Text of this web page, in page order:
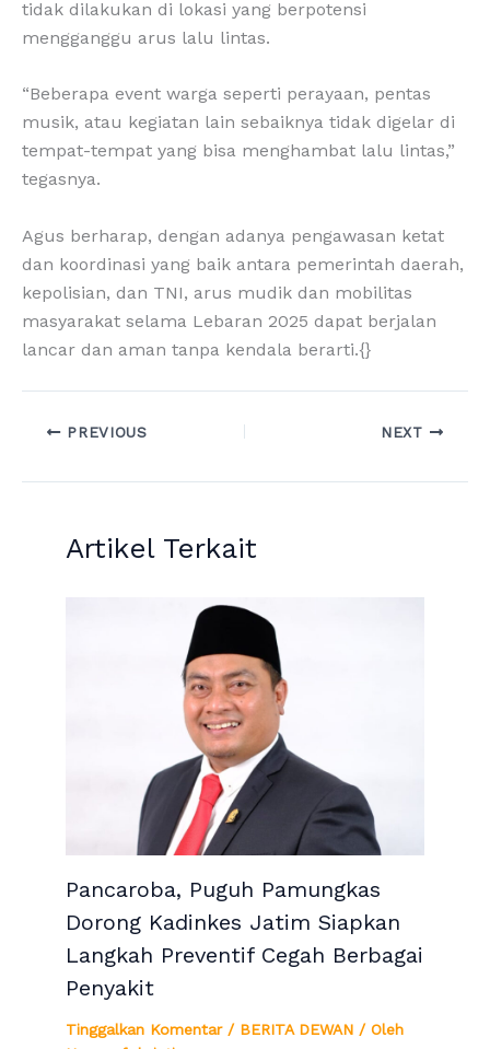
tidak dilakukan di lokasi yang berpotensi
mengganggu arus lalu lintas.
“Beberapa event warga seperti perayaan, pentas
musik, atau kegiatan lain sebaiknya tidak digelar di
tempat-tempat yang bisa menghambat lalu lintas,”
tegasnya.
Agus berharap, dengan adanya pengawasan ketat
dan koordinasi yang baik antara pemerintah daerah,
kepolisian, dan TNI, arus mudik dan mobilitas
masyarakat selama Lebaran 2025 dapat berjalan
lancar dan aman tanpa kendala berarti.{}
PREVIOUS NEXT
Artikel Terkait
Pancaroba, Puguh Pamungkas
Dorong Kadinkes Jatim Siapkan
Langkah Preventif Cegah Berbagai
Penyakit
Tinggalkan Komentar / BERITA DEWAN / Oleh